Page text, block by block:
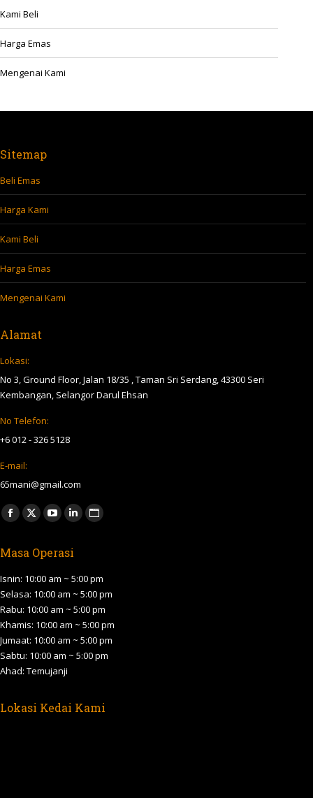
Kami Beli
Harga Emas
Mengenai Kami
Sitemap
Beli Emas
Harga Kami
Kami Beli
Harga Emas
Mengenai Kami
Alamat
Lokasi:
No 3, Ground Floor, Jalan 18/35 , Taman Sri Serdang, 43300 Seri
Kembangan, Selangor Darul Ehsan
No Telefon:
+6 012 - 326 5128
E-mail:
65mani@gmail.com
Find us on:
Facebook
opens
in
new
window
X
opens
in
new
window
YouTube
opens
in
new
window
Linkedin
opens
in
new
window
Website
in
new
window
Masa Operasi
Isnin: 10:00 am ~ 5:00 pm
Selasa: 10:00 am ~ 5:00 pm
Rabu: 10:00 am ~ 5:00 pm
Khamis: 10:00 am ~ 5:00 pm
Jumaat: 10:00 am ~ 5:00 pm
Sabtu: 10:00 am ~ 5:00 pm
Ahad: Temujanji
Lokasi Kedai Kami